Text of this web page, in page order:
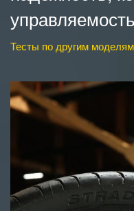
управляемость
Тесты по другим